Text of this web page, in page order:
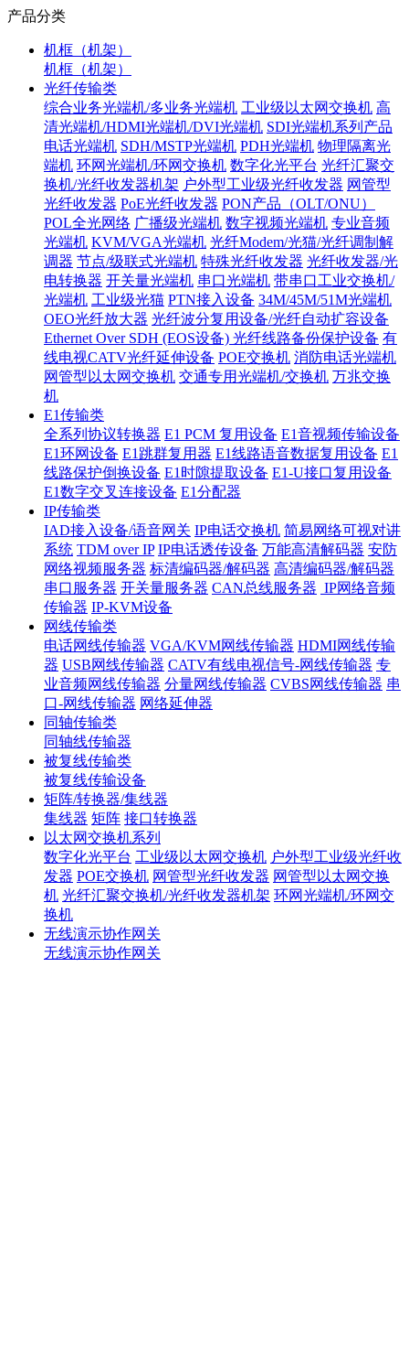
产品分类
机框（机架）
机框（机架）
光纤传输类
综合业务光端机/多业务光端机 工业级以太网交换机 高
清光端机/HDMI光端机/DVI光端机 SDI光端机系列产品
电话光端机 SDH/MSTP光端机 PDH光端机 物理隔离光
端机 环网光端机/环网交换机 数字化光平台 光纤汇聚交
换机/光纤收发器机架 户外型工业级光纤收发器 网管型
光纤收发器 PoE光纤收发器 PON产品（OLT/ONU）
POL全光网络 广播级光端机 数字视频光端机 专业音频
光端机 KVM/VGA光端机 光纤Modem/光猫/光纤调制解
调器 节点/级联式光端机 特殊光纤收发器 光纤收发器/光
电转换器 开关量光端机 串口光端机 带串口工业交换机/
光端机 工业级光猫 PTN接入设备 34M/45M/51M光端机
OEO光纤放大器 光纤波分复用设备/光纤自动扩容设备
Ethernet Over SDH (EOS设备) 光纤线路备份保护设备 有
线电视CATV光纤延伸设备 POE交换机 消防电话光端机
网管型以太网交换机 交通专用光端机/交换机 万兆交换
机
E1传输类
全系列协议转换器 E1 PCM 复用设备 E1音视频传输设备
E1环网设备 E1跳群复用器 E1线路语音数据复用设备 E1
线路保护倒换设备 E1时隙提取设备 E1-U接口复用设备
E1数字交叉连接设备 E1分配器
IP传输类
IAD接入设备/语音网关 IP电话交换机 简易网络可视对讲
系统 TDM over IP IP电话透传设备 万能高清解码器 安防
网络视频服务器 标清编码器/解码器 高清编码器/解码器
串口服务器 开关量服务器 CAN总线服务器 IP网络音频
传输器 IP-KVM设备
网线传输类
电话网线传输器 VGA/KVM网线传输器 HDMI网线传输
器 USB网线传输器 CATV有线电视信号-网线传输器 专
业音频网线传输器 分量网线传输器 CVBS网线传输器 串
口-网线传输器 网络延伸器
同轴传输类
同轴线传输器
被复线传输类
被复线传输设备
矩阵/转换器/集线器
集线器 矩阵 接口转换器
以太网交换机系列
数字化光平台 工业级以太网交换机 户外型工业级光纤收
发器 POE交换机 网管型光纤收发器 网管型以太网交换
机 光纤汇聚交换机/光纤收发器机架 环网光端机/环网交
换机
无线演示协作网关
无线演示协作网关